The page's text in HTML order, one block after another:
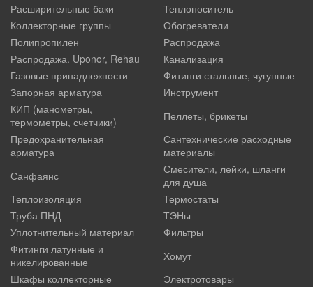
Расширительные баки
Теплоноситель
Коллекторные группы
Обогреватели
Полипропилен
Распродажа
Распродажа. Uponor, Rehau
Канализация
Газовые принадлежности
Фитинги стальные, чугунные
Запорная арматура
Инструмент
КИП (манометры,
термометры, счетчики)
Пеллеты, брикеты
Предохранительная
арматура
Сантехнические расходные
материалы
Санфаянс
Смесители, лейки, шланги
для душа
Теплоизоляция
Термостаты
Труба ПНД
ТЭНы
Уплотнительный материал
Фильтры
Фитинги латунные и
никелированные
Хомут
Шкафы коллекторные
Электротовары